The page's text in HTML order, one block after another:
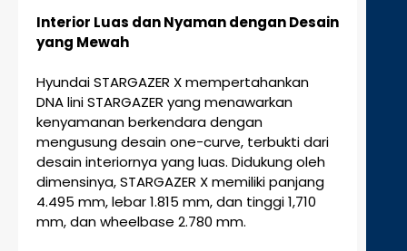
Interior Luas dan Nyaman dengan Desain
yang Mewah
Hyundai STARGAZER X mempertahankan
DNA lini STARGAZER yang menawarkan
kenyamanan berkendara dengan
mengusung desain one-curve, terbukti dari
desain interiornya yang luas. Didukung oleh
dimensinya, STARGAZER X memiliki panjang
4.495 mm, lebar 1.815 mm, dan tinggi 1,710
mm, dan wheelbase 2.780 mm.